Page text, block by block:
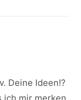
Deine Ideen!?